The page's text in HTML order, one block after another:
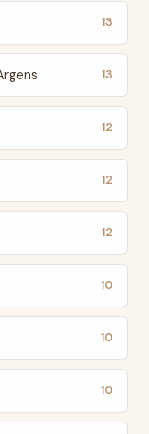
13
13
12
12
12
10
10
10